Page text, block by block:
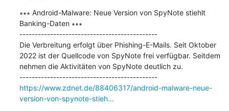
∗∗∗ Android-Malware: Neue Version von SpyNote stiehlt
Banking-Daten ∗∗∗
---------------------------------------------
Die Verbreitung erfolgt über Phishing-E-Mails. Seit Oktober
2022 ist der Quellcode von SpyNote frei verfügbar. Seitdem
nehmen die Aktivitäten von SpyNote deutlich zu.
---------------------------------------------
https://www.zdnet.de/88406317/android-malware-neue-
version-von-spynote-stieh...